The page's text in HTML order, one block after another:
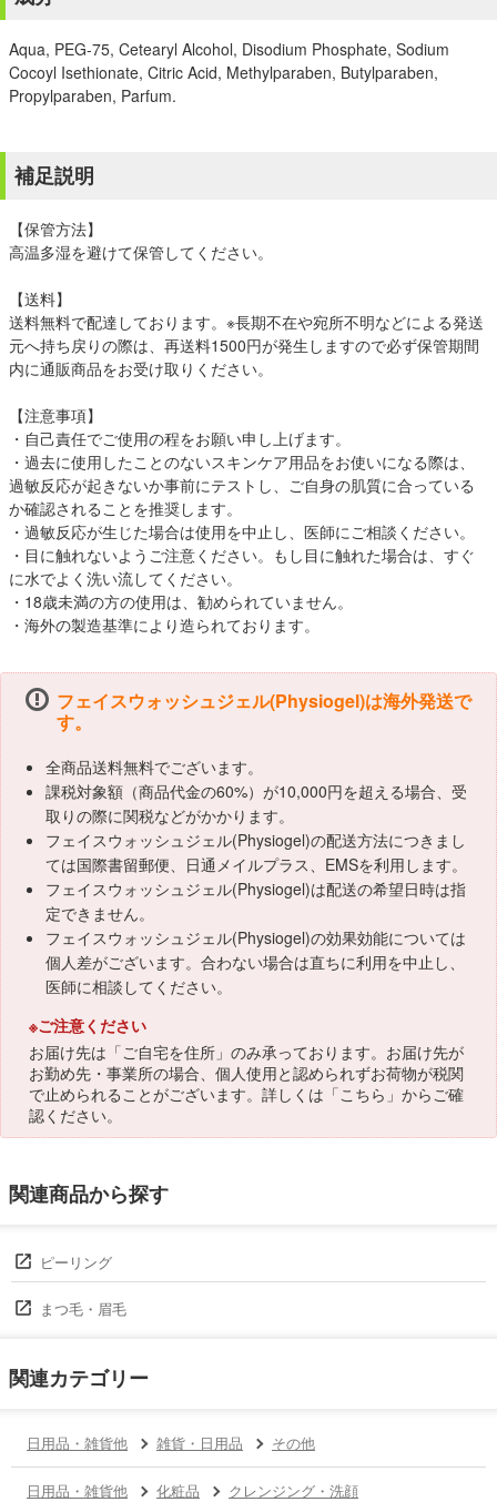
Aqua, PEG-75, Cetearyl Alcohol, Disodium Phosphate, Sodium
Cocoyl Isethionate, Citric Acid, Methylparaben, Butylparaben,
Propylparaben, Parfum.
補足説明
【保管方法】
高温多湿を避けて保管してください。
【送料】
送料無料で配達しております。※長期不在や宛所不明などによる発送
元へ持ち戻りの際は、再送料1500円が発生しますので必ず保管期間
内に通販商品をお受け取りください。
【注意事項】
・自己責任でご使用の程をお願い申し上げます。
・過去に使用したことのないスキンケア用品をお使いになる際は、
過敏反応が起きないか事前にテストし、ご自身の肌質に合っている
か確認されることを推奨します。
・過敏反応が生じた場合は使用を中止し、医師にご相談ください。
・目に触れないようご注意ください。もし目に触れた場合は、すぐ
に水でよく洗い流してください。
・18歳未満の方の使用は、勧められていません。
・海外の製造基準により造られております。
フェイスウォッシュジェル(Physiogel)は海外発送で
す。
全商品送料無料でございます。
課税対象額（商品代金の60%）が10,000円を超える場合、受
取りの際に関税などがかかります。
フェイスウォッシュジェル(Physiogel)の配送方法につきまし
ては国際書留郵便、日通メイルプラス、EMSを利用します。
フェイスウォッシュジェル(Physiogel)は配送の希望日時は指
定できません。
フェイスウォッシュジェル(Physiogel)の効果効能については
個人差がございます。合わない場合は直ちに利用を中止し、
医師に相談してください。
※ご注意ください
お届け先は「ご自宅を住所」のみ承っております。お届け先が
お勤め先・事業所の場合、個人使用と認められずお荷物が税関
で止められることがございます。詳しくは「こちら 」からご確
認ください。
関連商品から探す
ピーリング
まつ毛・眉毛
関連カテゴリー
日用品・雑貨他 雑貨・日用品 その他
日用品・雑貨他 化粧品 クレンジング・洗顔